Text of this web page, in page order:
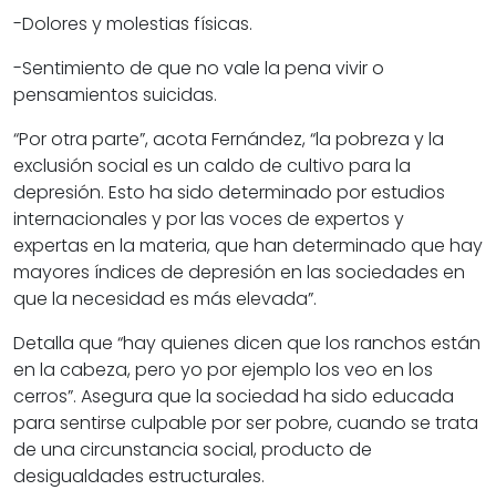
-Dolores y molestias físicas.
-Sentimiento de que no vale la pena vivir o
pensamientos suicidas.
“Por otra parte”, acota Fernández, “la pobreza y la
exclusión social es un caldo de cultivo para la
depresión. Esto ha sido determinado por estudios
internacionales y por las voces de expertos y
expertas en la materia, que han determinado que hay
mayores índices de depresión en las sociedades en
que la necesidad es más elevada”.
Detalla que “hay quienes dicen que los ranchos están
en la cabeza, pero yo por ejemplo los veo en los
cerros”. Asegura que la sociedad ha sido educada
para sentirse culpable por ser pobre, cuando se trata
de una circunstancia social, producto de
desigualdades estructurales.